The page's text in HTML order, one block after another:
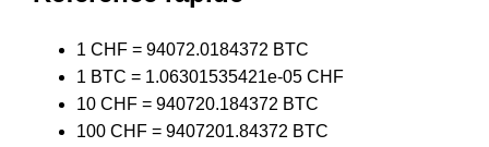
1 CHF = 94072.0184372 BTC
1 BTC = 1.06301535421e-05 CHF
10 CHF = 940720.184372 BTC
100 CHF = 9407201.84372 BTC